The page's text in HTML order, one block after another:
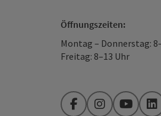
Öffnungszeiten:
Montag – Donnerstag:
Freitag: 8–13 Uhr
FacebookInstagramYouTube